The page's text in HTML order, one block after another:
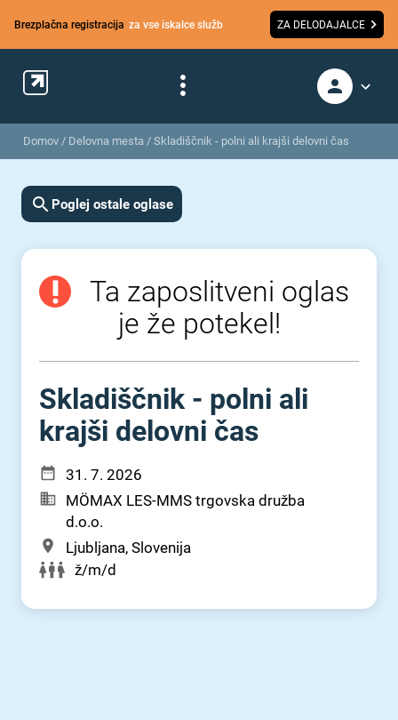
Brezplačna registracija za vse iskalce služb ZA DELODAJALCE
Domov / Delovna mesta / Skladiščnik - polni ali krajši delovni čas
Poglej ostale oglase
Ta zaposlitveni oglas
je že potekel!
Skladiščnik - polni ali
krajši delovni čas
31. 7. 2026
MÖMAX LES-MMS trgovska družba
d.o.o.
Ljubljana, Slovenija
ž/m/d